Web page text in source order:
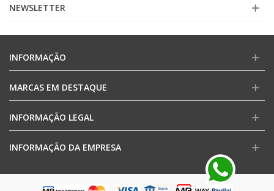
NEWSLETTER
INFORMAÇÃO
MARCAS EM DESTAQUE
INFORMAÇÃO LEGAL
INFORMAÇÃO DA EMPRESA